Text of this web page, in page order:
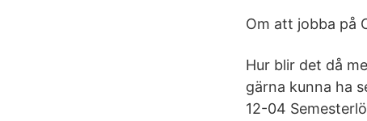
Om att jobba på
Hur blir det då
gärna kunna ha
12-04